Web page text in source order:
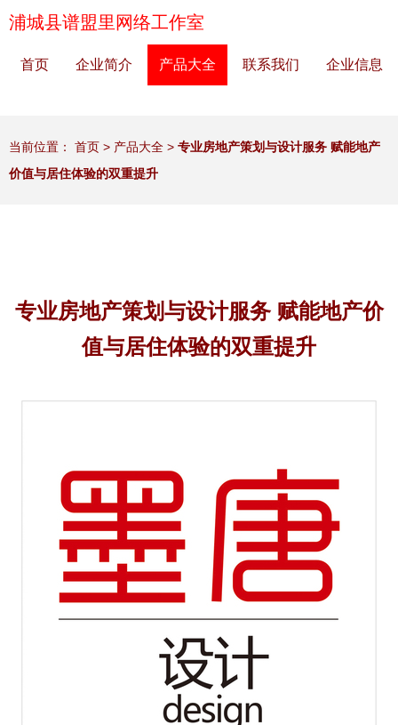
浦城县谱盟里网络工作室
首页 企业简介 产品大全 联系我们 企业信息
当前位置： 首页 > 产品大全 > 专业房地产策划与设计服务 赋能地产
价值与居住体验的双重提升
专业房地产策划与设计服务 赋能地产价
值与居住体验的双重提升